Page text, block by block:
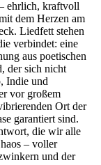
ehrlich, kraftvoll
dem Herzen am
Liedfett stehen
verbindet: eine
aus poetischen
der sich nicht
Indie und
vor großem
Ort der
garantiert sind.
die wir alle
– voller
und der